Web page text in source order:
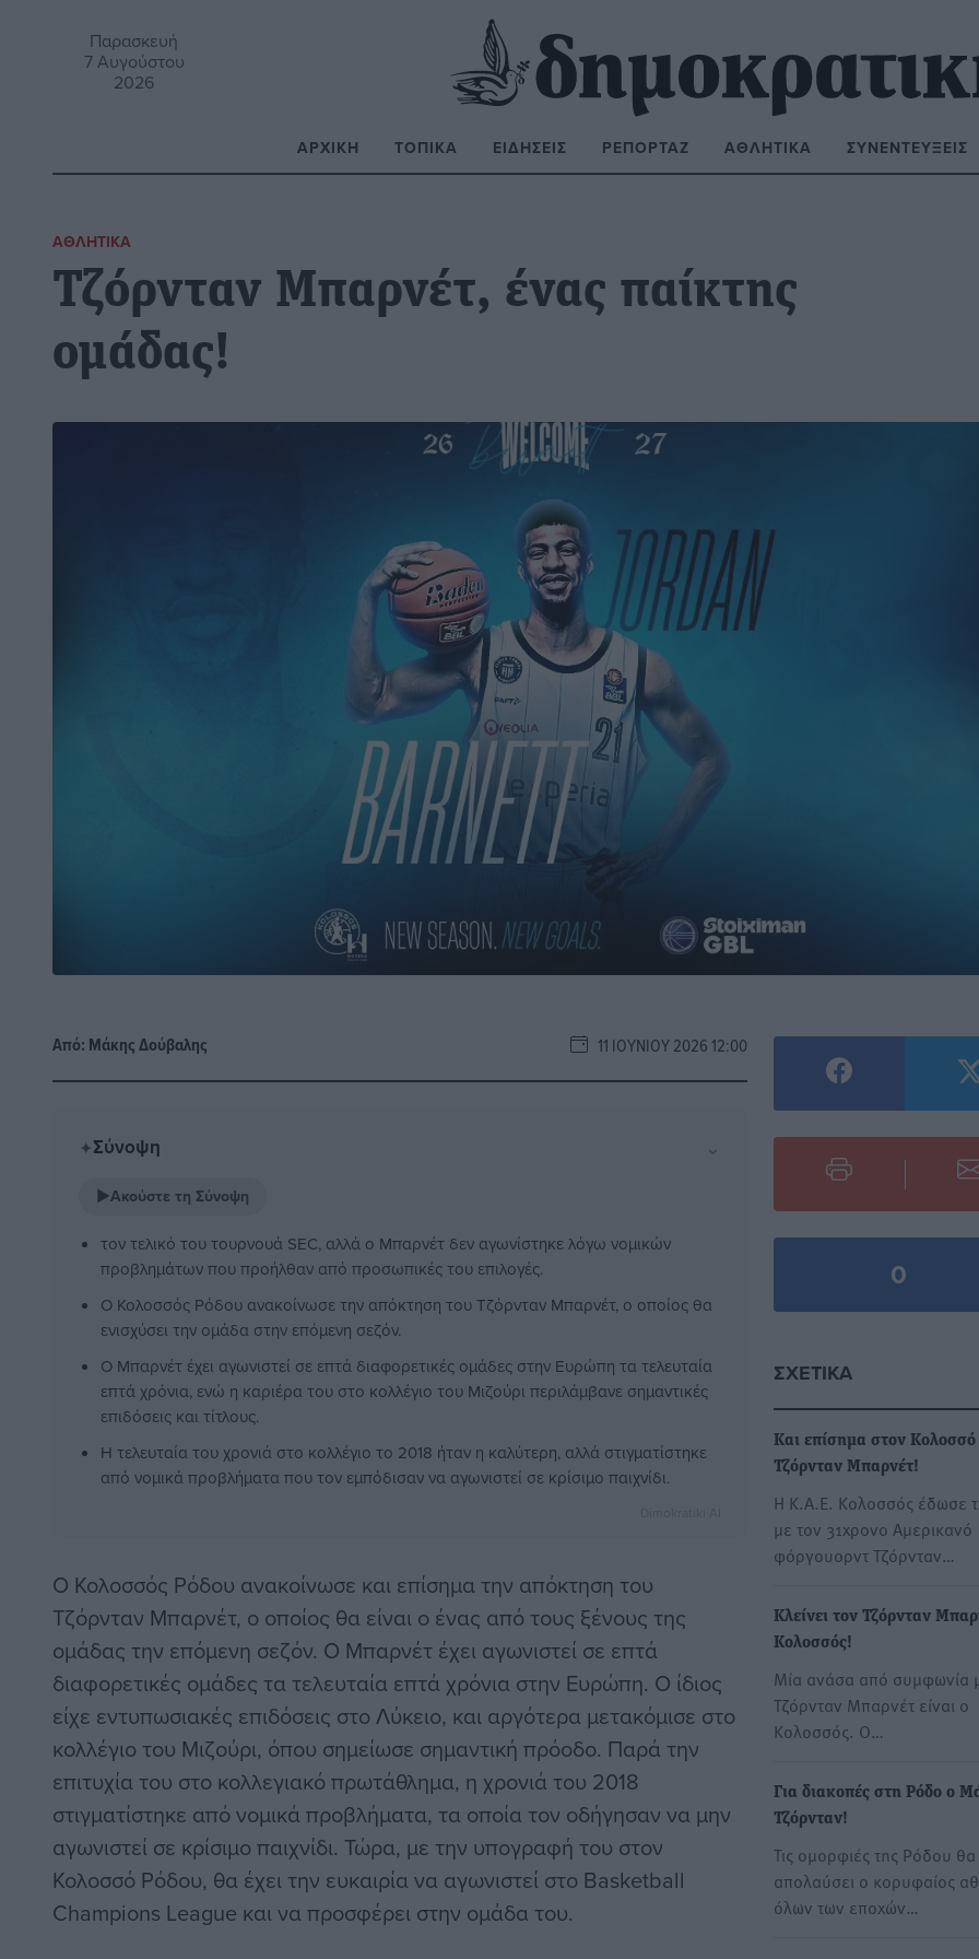
Παρασκευή
7 Αυγούστου
2026
ΑΡΧΙΚΉ ΤΟΠΙΚΆ ΕΙΔΉΣΕΙΣ ΡΕΠΟΡΤΆΖ ΑΘΛΗΤΙΚΆ ΣΥΝΕΝΤΕΎΞΕΙΣ
ΑΘΛΗΤΙΚΆ
Τζόρνταν Μπαρνέτ, ένας παίκτης
ομάδας!
Από: Μάκης Δούβαλης 11 ΙΟΥΝΊΟΥ 2026 12:00
✦Σύνοψη ⌄
▶Ακούστε τη Σύνοψη
τον τελικό του τουρνουά SEC, αλλά ο Μπαρνέτ δεν αγωνίστηκε λόγω νομικών
προβλημάτων που προήλθαν από προσωπικές του επιλογές.
Ο Κολοσσός Ρόδου ανακοίνωσε την απόκτηση του Τζόρνταν Μπαρνέτ, ο οποίος θα
ενισχύσει την ομάδα στην επόμενη σεζόν.
Ο Μπαρνέτ έχει αγωνιστεί σε επτά διαφορετικές ομάδες στην Ευρώπη τα τελευταία
επτά χρόνια, ενώ η καριέρα του στο κολλέγιο του Μιζούρι περιλάμβανε σημαντικές
επιδόσεις και τίτλους.
Η τελευταία του χρονιά στο κολλέγιο το 2018 ήταν η καλύτερη, αλλά στιγματίστηκε
από νομικά προβλήματα που τον εμπόδισαν να αγωνιστεί σε κρίσιμο παιχνίδι.
Ο Κολοσσός Ρόδου ανακοίνωσε και επίσημα την απόκτηση του
Τζόρνταν Μπαρνέτ, ο οποίος θα είναι ο ένας από τους ξένους της
ομάδας την επόμενη σεζόν. Ο Μπαρνέτ έχει αγωνιστεί σε επτά
διαφορετικές ομάδες τα τελευταία επτά χρόνια στην Ευρώπη. Ο ίδιος
είχε εντυπωσιακές επιδόσεις στο Λύκειο, και αργότερα μετακόμισε στο
κολλέγιο του Μιζούρι, όπου σημείωσε σημαντική πρόοδο. Παρά την
επιτυχία του στο κολλεγιακό πρωτάθλημα, η χρονιά του 2018
στιγματίστηκε από νομικά προβλήματα, τα οποία τον οδήγησαν να μην
αγωνιστεί σε κρίσιμο παιχνίδι. Τώρα, με την υπογραφή του στον
Κολοσσό Ρόδου, θα έχει την ευκαιρία να αγωνιστεί στο Basketball
Champions League και να προσφέρει στην ομάδα του.
0
ΣΧΕΤΙΚΆ
Και επίσημα στον Κολοσσό
Τζόρνταν Μπαρνέτ!
Η Κ.Α.Ε. Κολοσσός έδωσε
με τον 31χρονο Αμερικανό
φόργουορντ Τζόρνταν…
Κλείνει τον Τζόρνταν
Κολοσσός!
Μία ανάσα από συμφωνία
Τζόρνταν Μπαρνέτ είναι ο
Κολοσσός. Ο…
Για διακοπές στη Ρόδο ο
Τζόρνταν!
Τις ομορφιές της Ρόδου θα
απολαύσει ο κορυφαίος
όλων των εποχών…